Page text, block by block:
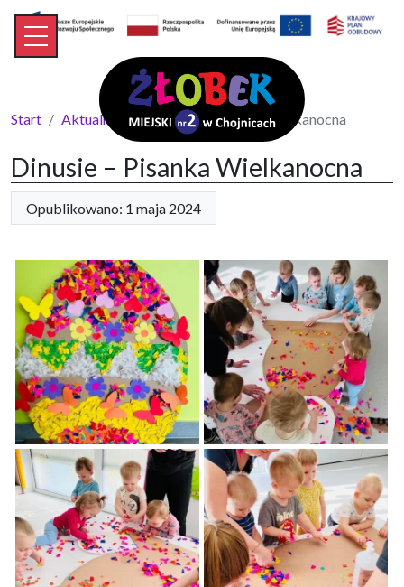
Start Aktualności Dinusie – Pisanka Wielkanocna
Dinusie – Pisanka Wielkanocna
Opublikowano: 1 maja 2024